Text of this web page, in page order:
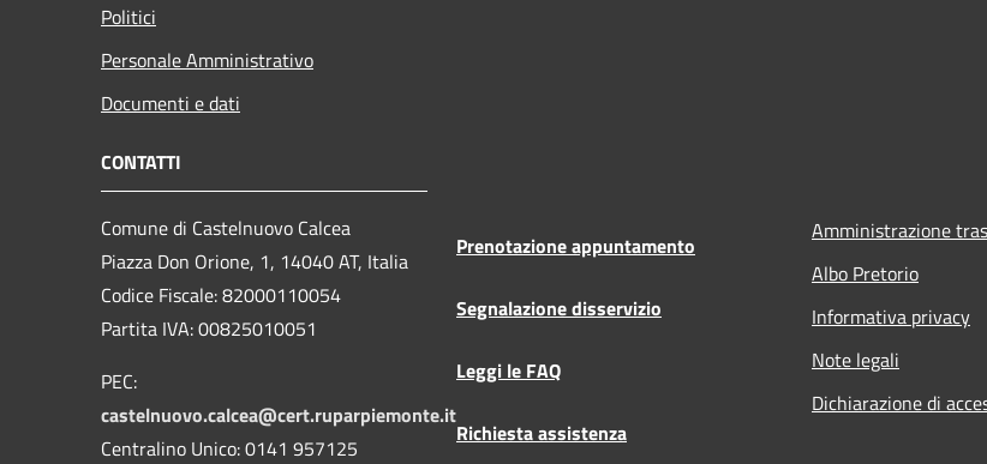
Politici
Personale Amministrativo
Documenti e dati
CONTATTI
Comune di Castelnuovo Calcea
Piazza Don Orione, 1, 14040 AT, Italia
Codice Fiscale: 82000110054
Partita IVA: 00825010051
PEC:
castelnuovo.calcea@cert.ruparpiemonte.it
Centralino Unico: 0141 957125
Prenotazione appuntamento
Segnalazione disservizio
Leggi le FAQ
Richiesta assistenza
Amministrazione
Albo Pretorio
Informativa privacy
Note legali
Dichiarazione di